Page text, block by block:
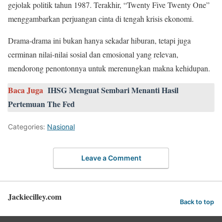
gejolak politik tahun 1987. Terakhir, “Twenty Five Twenty One”
menggambarkan perjuangan cinta di tengah krisis ekonomi.
Drama-drama ini bukan hanya sekadar hiburan, tetapi juga
cerminan nilai-nilai sosial dan emosional yang relevan,
mendorong penontonnya untuk merenungkan makna kehidupan.
Baca Juga IHSG Menguat Sembari Menanti Hasil
Pertemuan The Fed
Categories: Nasional
Leave a Comment
Jackiecilley.com Back to top